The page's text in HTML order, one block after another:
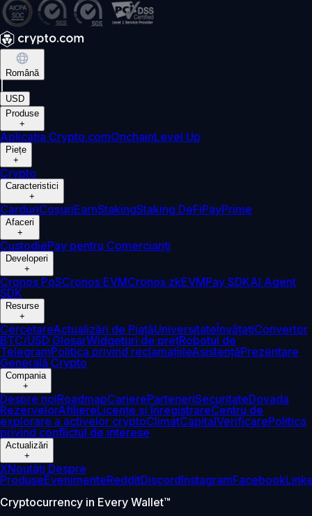
Română
USD
Produse
+
Aplicația Crypto.comOnchainLevel Up
Piețe
+
Crypto
Caracteristici
+
CarduriCoșuriEarnStakingStaking DeFiPayPrime
Afaceri
+
CustodiePay pentru Comercianți
Developeri
+
Cronos PoSCronos EVMCronos zkEVMPay SDKAI Agent
SDK
Resurse
+
CercetareActualizări de PiațăUniversitateÎnvățațiConvertor
BTC/USD GlosarWidgeturi de prețRobotul de
TelegramPolitica privind reclamațiileAsistențăPrezentare
Generală Crypto
Compania
+
Despre noiRoadmapCariereParteneriSecuritateDovada
RezervelorAfiliereLicențe și ÎnregistrareCentru de
explorare a activelor cryptoClimatCapitalVerificarePolitica
privind conflictul de interese
Actualizări
+
XNoutăți Despre
ProduseEvenimenteRedditDiscordInstagramFacebook
Cryptocurrency in Every Wallet™